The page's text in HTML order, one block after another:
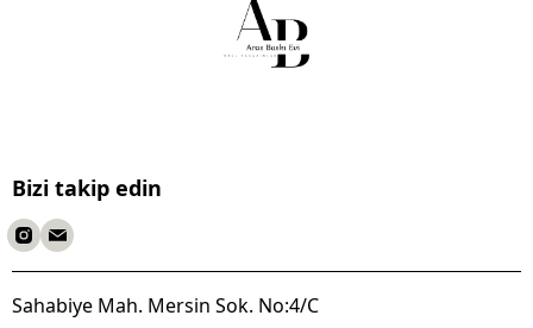
Bizi takip edin
Sahabiye Mah. Mersin Sok. No:4/C